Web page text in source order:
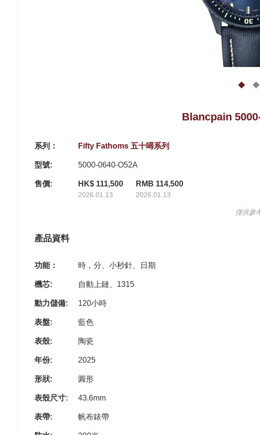
Blancpain
系列： Fifty Fathoms 五十噚系列
型號: 5000-0640-O52A
售價: HK$ 111,500
2026.01.13
RMB 114,500
2026.01.13
僅供參
產品資料
功能： 時，分、小秒針、日期
機芯: 自動上鏈、1315
動力儲備: 120小時
表盤: 藍色
表殼: 陶瓷
年份: 2025
形狀: 圓形
表殼尺寸: 43.6mm
表帶: 帆布錶帶